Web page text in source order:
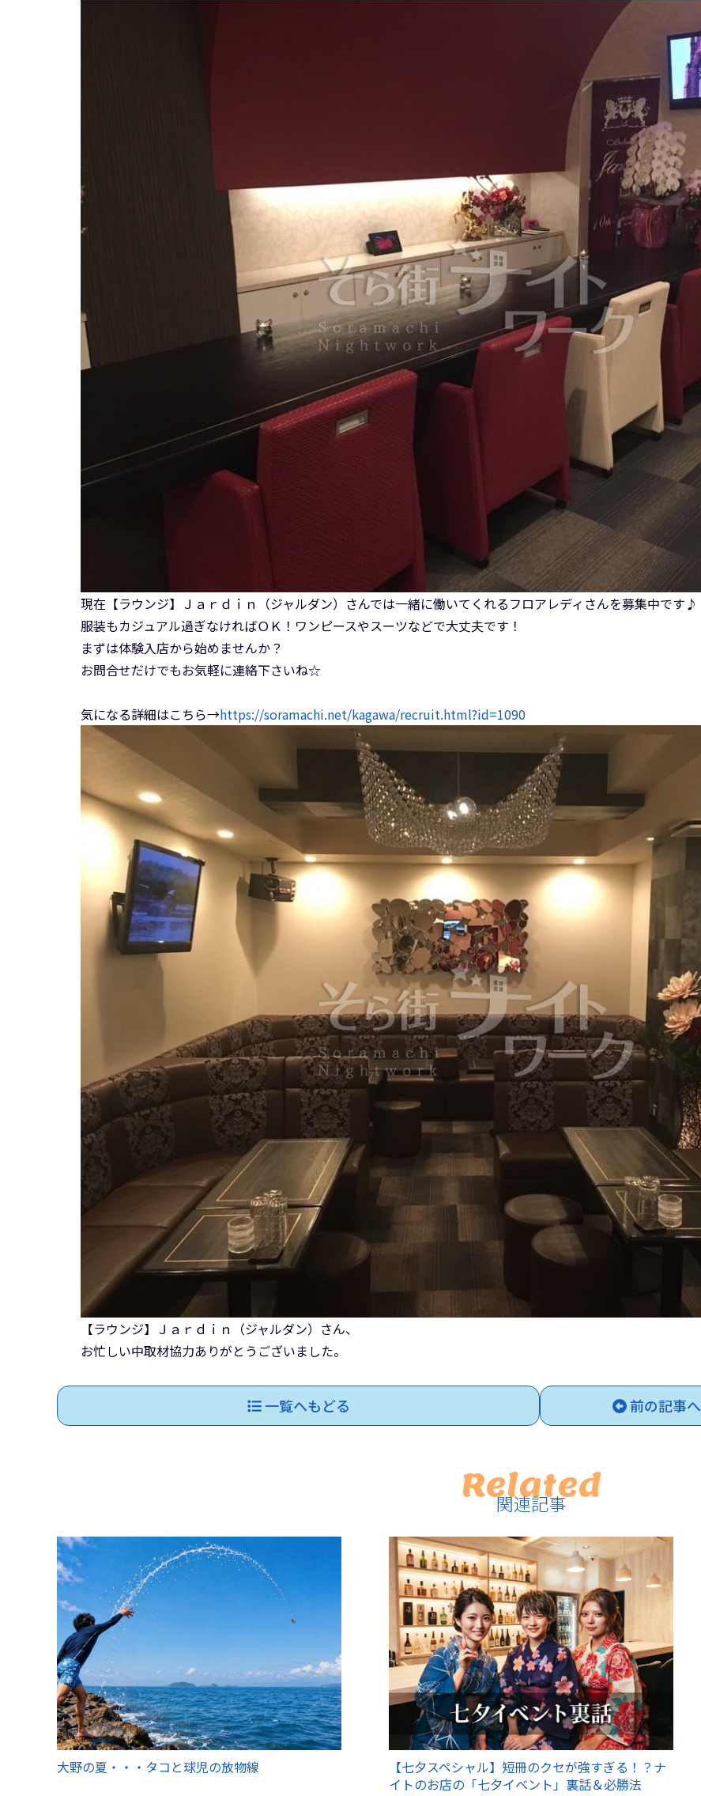
現在【ラウンジ】Ｊａｒｄｉｎ（ジャルダン）さんでは一緒に働いてくれるフロアレディさんを募集中です♪
服装もカジュアル過ぎなければＯＫ！ワンピースやスーツなどで大丈夫です！
まずは体験入店から始めませんか？
お問合せだけでもお気軽に連絡下さいね☆
気になる詳細はこちら→https://soramachi.net/kagawa/recruit.html?id=1090
【ラウンジ】Ｊａｒｄｉｎ（ジャルダン）さん、
お忙しい中取材協力ありがとうございました。
一覧へもどる 前の記事へ
Related
関連記事
大野の夏・・・タコと球児の放物線
【七夕スペシャル】短冊のクセが強すぎる！？ナ
イトのお店の「七夕イベント」裏話＆必勝法